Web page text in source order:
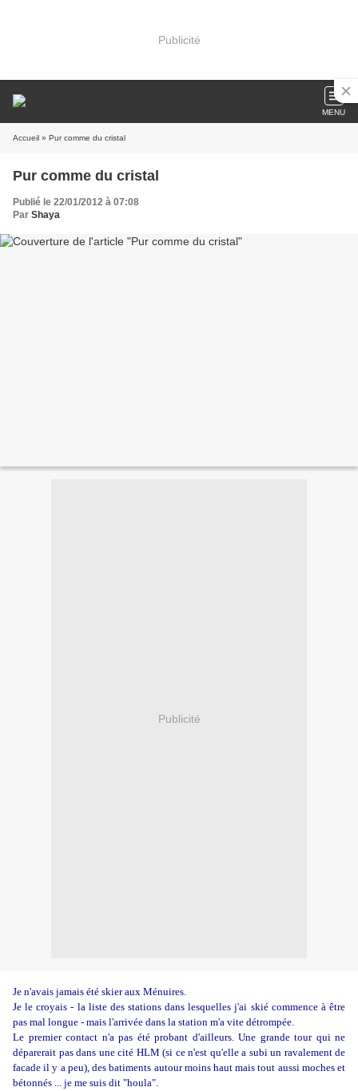
Publicité
MENU
Accueil » Pur comme du cristal
Pur comme du cristal
Publié le 22/01/2012 à 07:08
Par Shaya
Publicité
Je n'avais jamais été skier aux Ménuires.
Je le croyais - la liste des stations dans lesquelles j'ai skié commence à être
pas mal longue - mais l'arrivée dans la station m'a vite détrompée.
Le premier contact n'a pas été probant d'ailleurs. Une grande tour qui ne
déparerait pas dans une cité HLM (si ce n'est qu'elle a subi un ravalement de
facade il y a peu), des batiments autour moins haut mais tout aussi moches et
bétonnés ... je me suis dit "houla".